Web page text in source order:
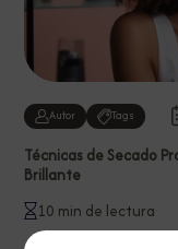
Autor Tags
Técnicas de Secado
Brillante
10 min de lectura